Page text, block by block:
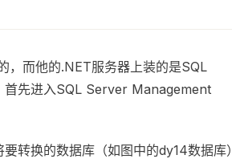
，而他的.NET服务器上装的是SQL
首先进入SQL Server Management
转换的数据库（如图中的dy14数据库）